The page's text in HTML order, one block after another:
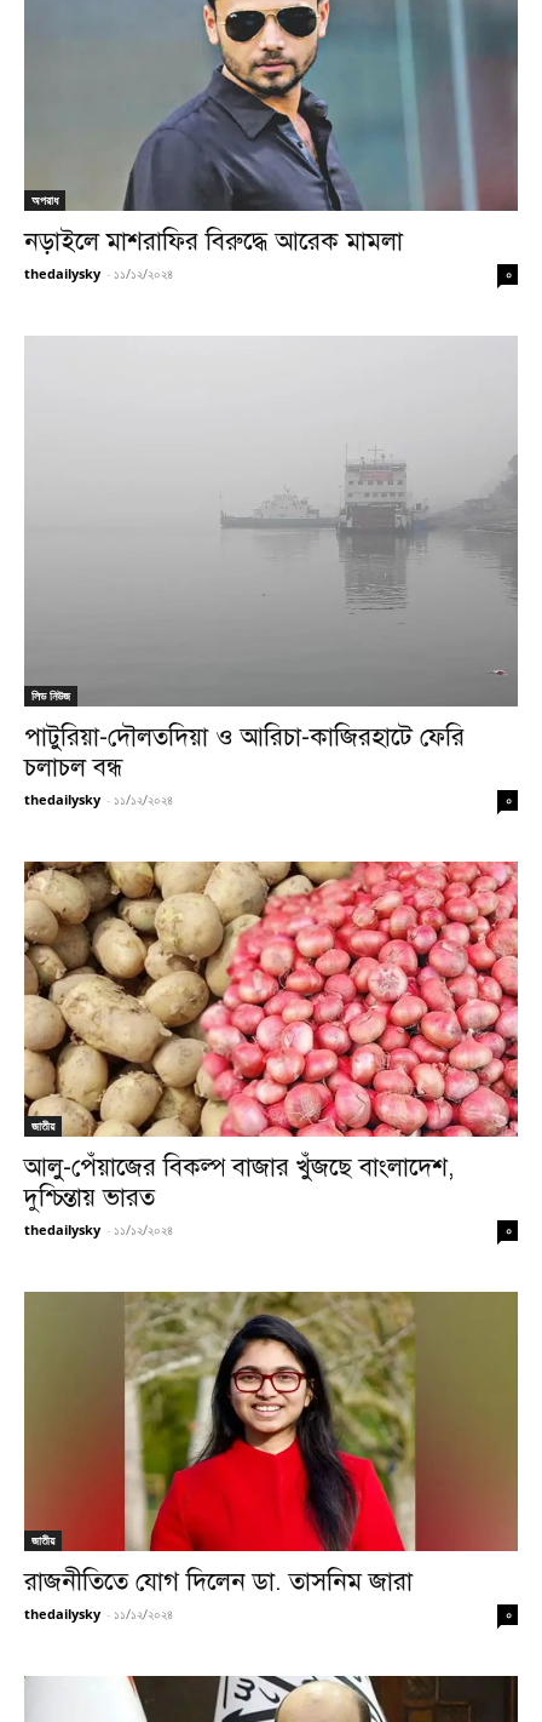
অপরাধ
নড়াইলে মাশরাফির বিরুদ্ধে আরেক মামলা
thedailysky - ১১/১২/২০২৪ ০
লিড নিউজ
পাটুরিয়া-দৌলতদিয়া ও আরিচা-কাজিরহাটে ফেরি
চলাচল বন্ধ
thedailysky - ১১/১২/২০২৪ ০
জাতীয়
আলু-পেঁয়াজের বিকল্প বাজার খুঁজছে বাংলাদেশ,
দুশ্চিন্তায় ভারত
thedailysky - ১১/১২/২০২৪ ০
জাতীয়
রাজনীতিতে যোগ দিলেন ডা. তাসনিম জারা
thedailysky - ১১/১২/২০২৪ ০